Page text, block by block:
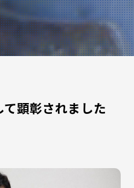
顕彰されました